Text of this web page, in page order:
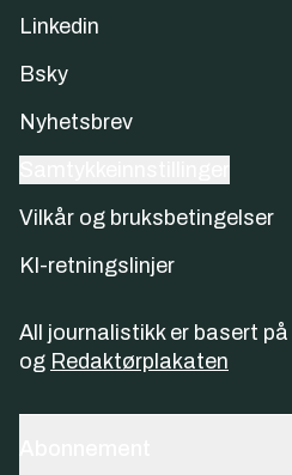
Linkedin
Bsky
Nyhetsbrev
Vilkår og bruksbetingelser
KI-retningslinjer
All journalistikk er basert på
og Redaktørplakaten